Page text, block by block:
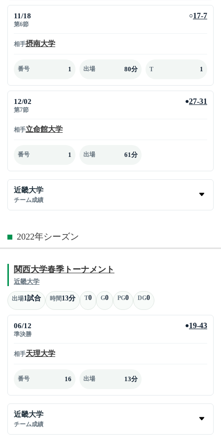
11/18
第6節
○17-7
相手摂南大学
番号 1 出場 80分 T 1
12/02
第7節
●27-31
相手立命館大学
番号 1 出場 61分
近畿大学
チーム成績
2022年シーズン
関西大学春季トーナメント
近畿大学
出場1試合 時間13分 T0 G0 PG0 DG0
06/12
準決勝
●19-43
相手天理大学
番号 16 出場 13分
近畿大学
チーム成績